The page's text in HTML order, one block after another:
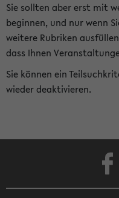
Sie sollten aber erst mit
beginnen, und nur wenn
weitere Rubriken
dass Ihnen
Sie können ein
wieder deaktivieren.